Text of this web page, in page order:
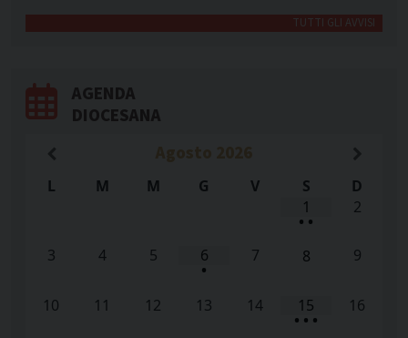
TUTTI GLI AVVISI
AGENDA
DIOCESANA
L M M G V S
D
1
• •
2
3 4 5 6
•
7 8 9
10 11 12 13 14 15
• • •
16